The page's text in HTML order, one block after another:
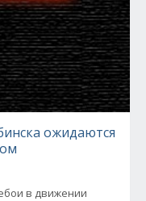
ожидаются
в движении